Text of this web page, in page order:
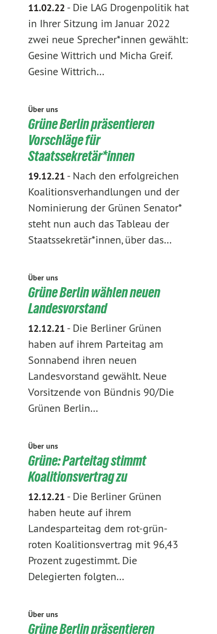
11.02.22 - Die LAG Drogenpolitik hat
in Ihrer Sitzung im Januar 2022
zwei neue Sprecher*innen gewählt:
Gesine Wittrich und Micha Greif.
Gesine Wittrich…
Über uns
Grüne Berlin präsentieren
Vorschläge für
Staatssekretär*innen
19.12.21 - Nach den erfolgreichen
Koalitionsverhandlungen und der
Nominierung der Grünen Senator*
steht nun auch das Tableau der
Staatssekretär*innen, über das…
Über uns
Grüne Berlin wählen neuen
Landesvorstand
12.12.21 - Die Berliner Grünen
haben auf ihrem Parteitag am
Sonnabend ihren neuen
Landesvorstand gewählt. Neue
Vorsitzende von Bündnis 90/Die
Grünen Berlin…
Über uns
Grüne: Parteitag stimmt
Koalitionsvertrag zu
12.12.21 - Die Berliner Grünen
haben heute auf ihrem
Landesparteitag dem rot-grün-
roten Koalitionsvertrag mit 96,43
Prozent zugestimmt. Die
Delegierten folgten…
Über uns
Grüne Berlin präsentieren